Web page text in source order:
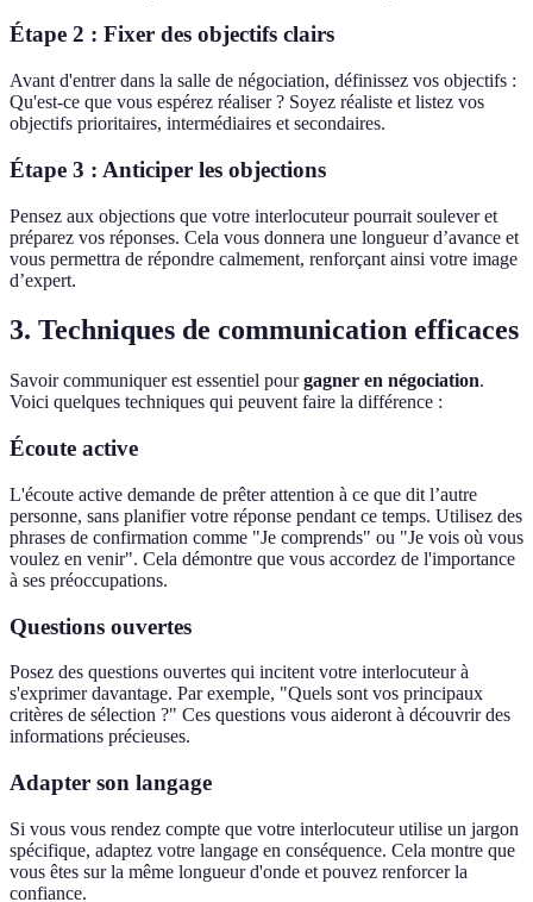
Étape 2 : Fixer des objectifs clairs
Avant d'entrer dans la salle de négociation, définissez vos objectifs :
Qu'est-ce que vous espérez réaliser ? Soyez réaliste et listez vos
objectifs prioritaires, intermédiaires et secondaires.
Étape 3 : Anticiper les objections
Pensez aux objections que votre interlocuteur pourrait soulever et
préparez vos réponses. Cela vous donnera une longueur d’avance et
vous permettra de répondre calmement, renforçant ainsi votre image
d’expert.
3. Techniques de communication efficaces
Savoir communiquer est essentiel pourgagner en négociation.
Voici quelques techniques qui peuvent faire la différence :
Écoute active
L'écoute active demande de prêter attention à ce que dit l’autre
personne, sans planifier votre réponse pendant ce temps. Utilisez des
phrases de confirmation comme "Je comprends" ou "Je vois où vous
voulez en venir". Cela démontre que vous accordez de l'importance
à ses préoccupations.
Questions ouvertes
Posez des questions ouvertes qui incitent votre interlocuteur à
s'exprimer davantage. Par exemple, "Quels sont vos principaux
critères de sélection ?" Ces questions vous aideront à découvrir des
informations précieuses.
Adapter son langage
Si vous vous rendez compte que votre interlocuteur utilise un jargon
spécifique, adaptez votre langage en conséquence. Cela montre que
vous êtes sur la même longueur d'onde et pouvez renforcer la
confiance.